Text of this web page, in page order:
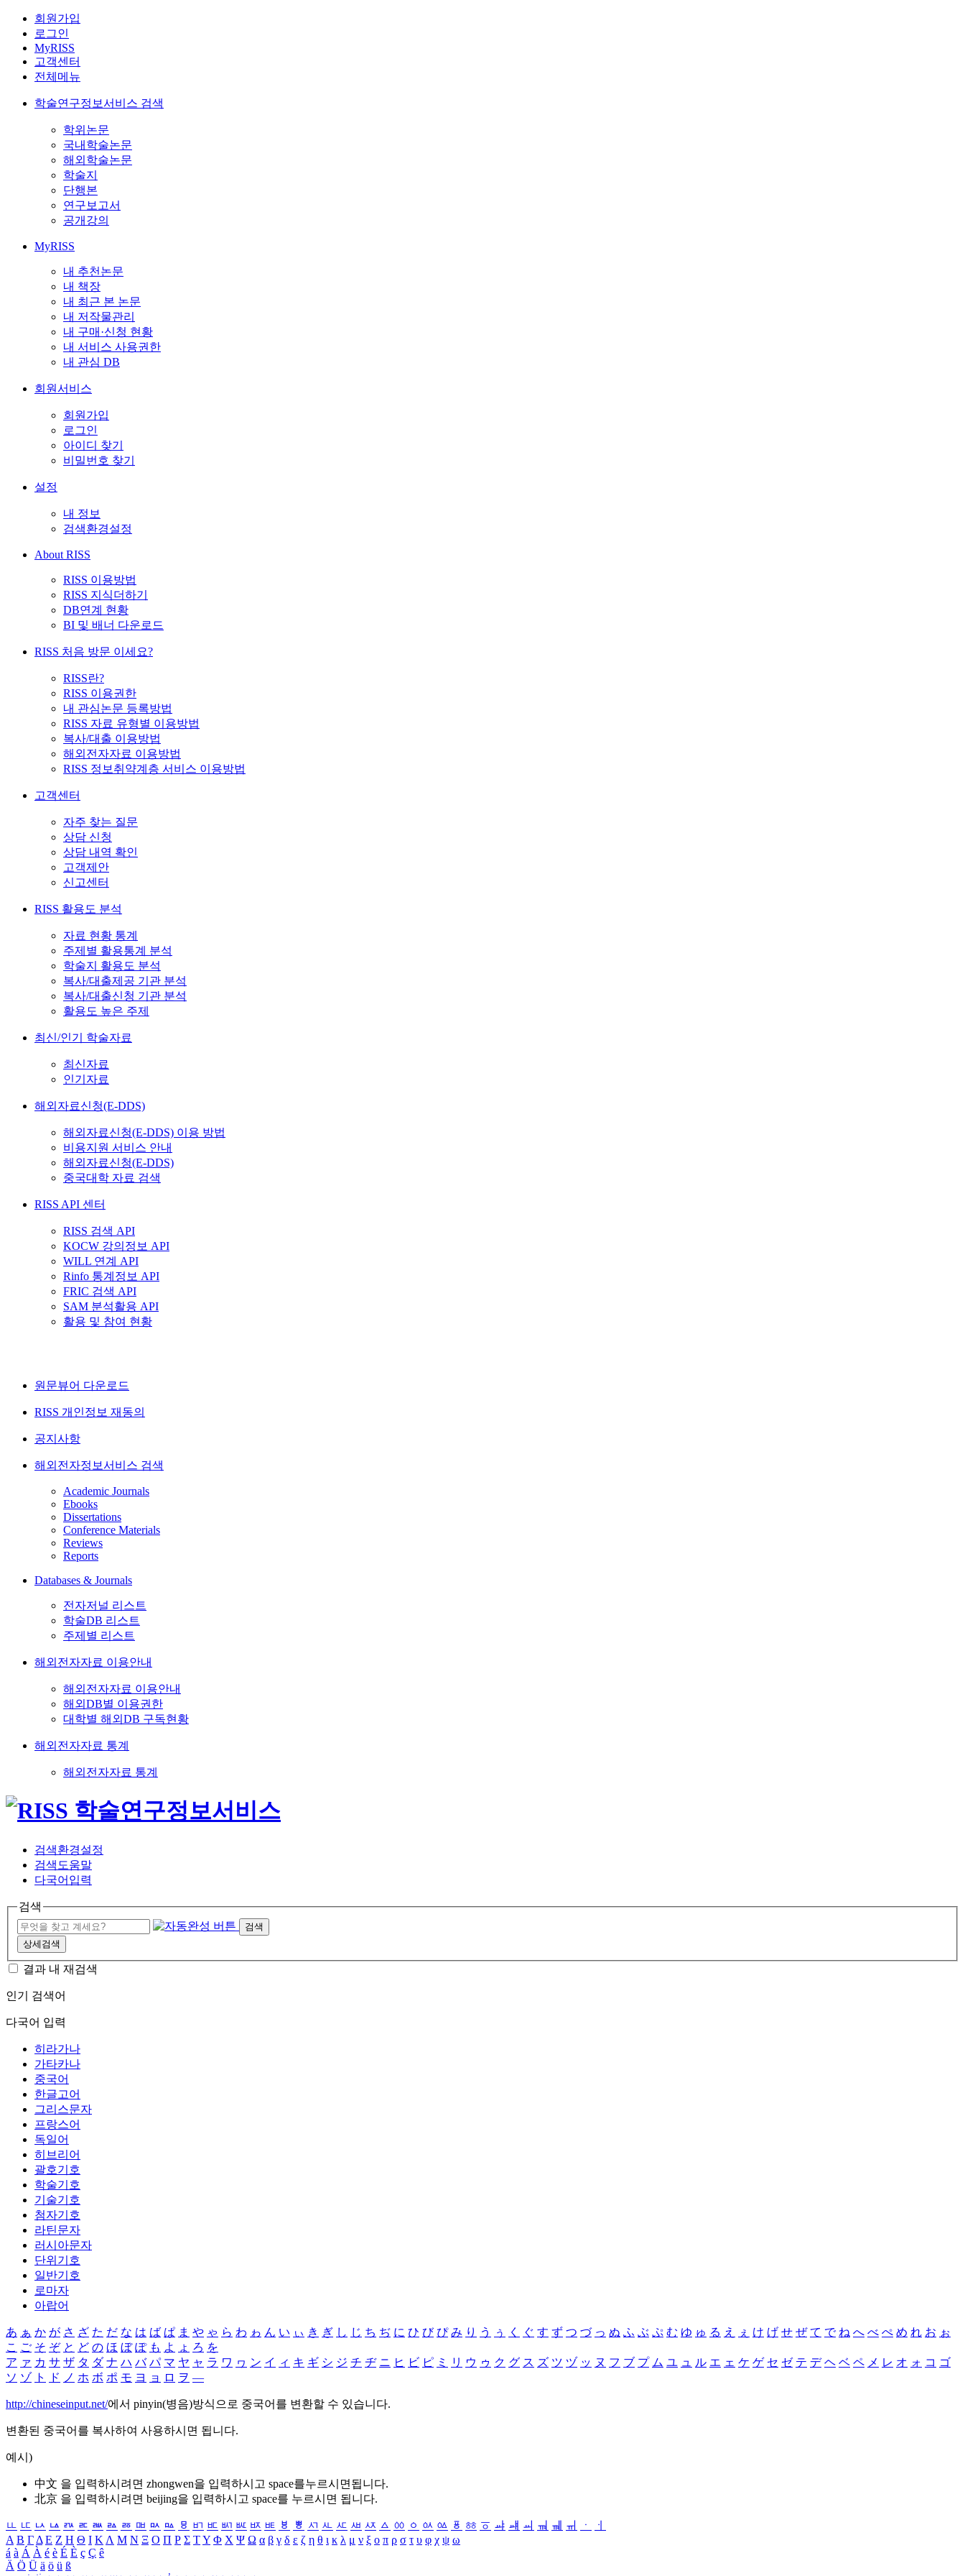
회원가입
로그인
MyRISS
고객센터
전체메뉴
학술연구정보서비스 검색
학위논문
국내학술논문
해외학술논문
학술지
단행본
연구보고서
공개강의
MyRISS
내 추천논문
내 책장
내 최근 본 논문
내 저작물관리
내 구매·신청 현황
내 서비스 사용권한
내 관심 DB
회원서비스
회원가입
로그인
아이디 찾기
비밀번호 찾기
설정
내 정보
검색환경설정
About RISS
RISS 이용방법
RISS 지식더하기
DB연계 현황
BI 및 배너 다운로드
RISS 처음 방문 이세요?
RISS란?
RISS 이용권한
내 관심논문 등록방법
RISS 자료 유형별 이용방법
복사/대출 이용방법
해외전자자료 이용방법
RISS 정보취약계층 서비스 이용방법
고객센터
자주 찾는 질문
상담 신청
상담 내역 확인
고객제안
신고센터
RISS 활용도 분석
자료 현황 통계
주제별 활용통계 분석
학술지 활용도 분석
복사/대출제공 기관 분석
복사/대출신청 기관 분석
활용도 높은 주제
최신/인기 학술자료
최신자료
인기자료
해외자료신청(E-DDS)
해외자료신청(E-DDS) 이용 방법
비용지원 서비스 안내
해외자료신청(E-DDS)
중국대학 자료 검색
RISS API 센터
RISS 검색 API
KOCW 강의정보 API
WILL 연계 API
Rinfo 통계정보 API
FRIC 검색 API
SAM 분석활용 API
활용 및 참여 현황
원문뷰어 다운로드
RISS 개인정보 재동의
공지사항
해외전자정보서비스 검색
Academic Journals
Ebooks
Dissertations
Conference Materials
Reviews
Reports
Databases & Journals
전자저널 리스트
학술DB 리스트
주제별 리스트
해외전자자료 이용안내
해외전자자료 이용안내
해외DB별 이용권한
대학별 해외DB 구독현황
해외전자자료 통계
해외전자자료 통계
검색환경설정
검색도움말
다국어입력
검색
검색
상세검색
결과 내 재검색
인기 검색어
다국어 입력
히라가나
가타카나
중국어
한글고어
그리스문자
프랑스어
독일어
히브리어
괄호기호
학술기호
기술기호
첨자기호
라틴문자
러시아문자
단위기호
일반기호
로마자
아랍어
あ ぁ か が さ ざ た だ な は ば ぱ ま や ゃ ら わ ゎ ん い ぃ き ぎ し じ ち ぢ に ひ び ぴ み り う ぅ く ぐ す ず つ づ っ ぬ ふ ぶ ぷ む ゆ ゅ る え ぇ け げ せ ぜ て で ね へ べ ぺ め れ お ぉ
こ ご そ ぞ と ど の ほ ぼ ぽ も よ ょ ろ を
ア ァ カ サ ザ タ ダ ナ ハ バ パ マ ヤ ャ ラ ワ ヮ ン イ ィ キ ギ シ ジ チ ヂ ニ ヒ ビ ピ ミ リ ウ ゥ ク グ ス ズ ツ ヅ ッ ヌ フ ブ プ ム ユ ュ ル エ ェ ケ ゲ セ ゼ テ デ ヘ ベ ペ メ レ オ ォ コ ゴ
ソ ゾ ト ド ノ ホ ボ ポ モ ヨ ョ ロ ヲ ―
http://chineseinput.net/에서 pinyin(병음)방식으로 중국어를 변환할 수 있습니다.
변환된 중국어를 복사하여 사용하시면 됩니다.
예시)
中文 을 입력하시려면 zhongwen을 입력하시고 space를누르시면됩니다.
北京 을 입력하시려면 beijing을 입력하시고 space를 누르시면 됩니다.
ㅥ ㅦ ㅧ ㅨ ㅩ ㅪ ㅫ ㅬ ㅭ ㅮ ㅯ ㅰ ㅱ ㅲ ㅳ ㅴ ㅵ ㅶ ㅷ ㅸ ㅹ ㅺ ㅻ ㅼ ㅽ ㅾ ㅿ ㆀ ㆁ ㆂ ㆃ ㆄ ㆅ ㆆ ㆇ ㆈ ㆉ ㆊ ㆋ ㆌ ㆍ
ㆎ
Α Β ΓΔ Ε Ζ Η Θ Ι ΚΛ Μ Ν Ξ Ο Π Ρ Σ ΤΥ Φ Χ Ψ Ω α β γ δ ε ζ η θ ι κ λ μ ν ξ ο π ρ σ τ υ φ χ ψ ω
á à Á À é è É È ç Ç ê
Ä Ö Ü ä ö ü ß